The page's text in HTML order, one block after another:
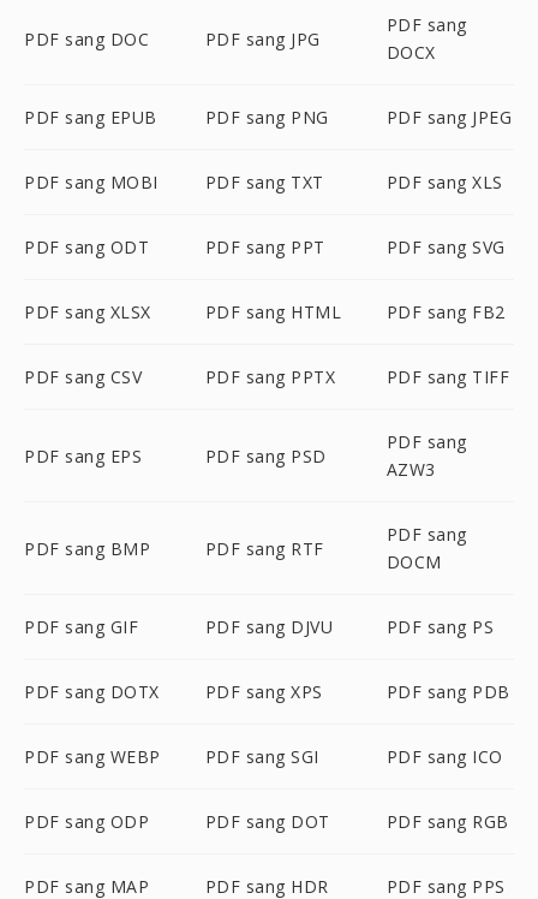
PDF sang DOC PDF sang JPG
PDF sang
DOCX
PDF sang EPUB PDF sang PNG PDF sang JPEG
PDF sang MOBI PDF sang TXT PDF sang XLS
PDF sang ODT PDF sang PPT PDF sang SVG
PDF sang XLSX PDF sang HTML PDF sang FB2
PDF sang CSV PDF sang PPTX PDF sang TIFF
PDF sang EPS PDF sang PSD
PDF sang
AZW3
PDF sang BMP PDF sang RTF
PDF sang
DOCM
PDF sang GIF PDF sang DJVU PDF sang PS
PDF sang DOTX PDF sang XPS PDF sang PDB
PDF sang WEBP PDF sang SGI PDF sang ICO
PDF sang ODP PDF sang DOT PDF sang RGB
PDF sang MAP PDF sang HDR PDF sang PPS